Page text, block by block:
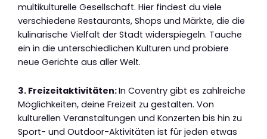
multikulturelle Gesellschaft. Hier findest du viele
verschiedene Restaurants, Shops und Märkte, die die
kulinarische Vielfalt der Stadt widerspiegeln. Tauche
ein in die unterschiedlichen Kulturen und probiere
neue Gerichte aus aller Welt.
3. Freizeitaktivitäten:In Coventry gibt es zahlreiche
Möglichkeiten, deine Freizeit zu gestalten. Von
kulturellen Veranstaltungen und Konzerten bis hin zu
Sport- und Outdoor-Aktivitäten ist für jeden etwas